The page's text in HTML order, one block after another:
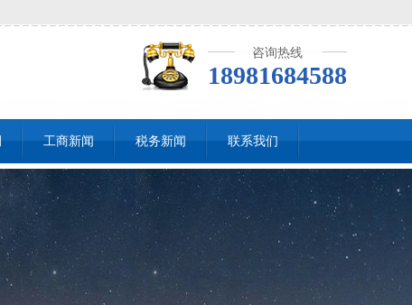
咨询热线
18981684588
工商新闻 税务新闻 联系我们